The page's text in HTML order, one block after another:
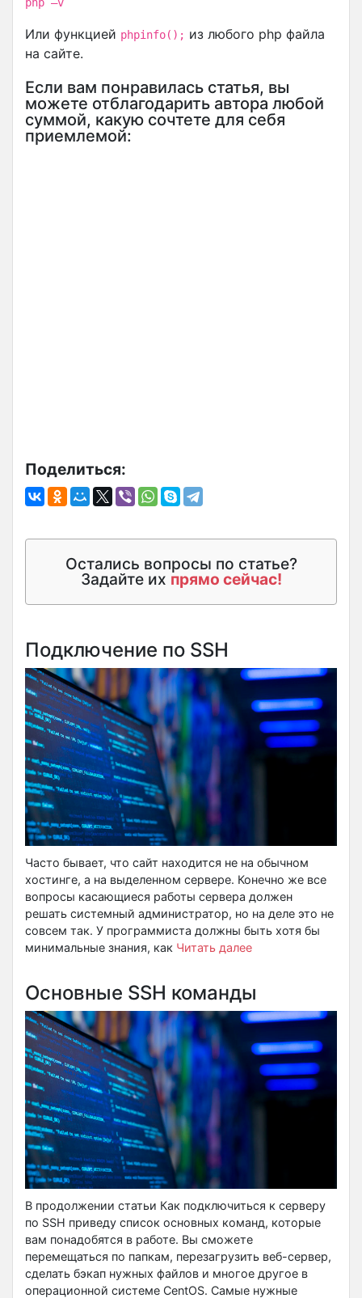
Или функцией phpinfo(); из любого php файла
на сайте.
Если вам понравилась статья, вы
можете отблагодарить автора любой
суммой, какую сочтете для себя
приемлемой:
Поделиться:
Остались вопросы по статье?
Задайте их прямо сейчас!
Подключение по SSH
Часто бывает, что сайт находится не на обычном
хостинге, а на выделенном сервере. Конечно же все
вопросы касающиеся работы сервера должен
решать системный администратор, но на деле это не
совсем так. У программиста должны быть хотя бы
минимальные знания, как Читать далее
Основные SSH команды
В продолжении статьи Как подключиться к серверу
по SSH приведу список основных команд, которые
вам понадобятся в работе. Вы сможете
перемещаться по папкам, перезагрузить веб-сервер,
сделать бэкап нужных файлов и многое другое в
операционной системе CentOS. Самые нужные